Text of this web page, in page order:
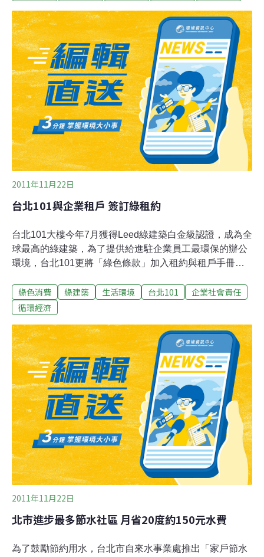
時，須進行全面考量，以因應世界不同的充電規格。林全
能說，充電站有完善的充電測試設施，且規格上也與歐美
各國接軌，未來將提供給國內業者各式產品的驗證環境，
成為台灣發展電動車的強力後盾。車輛中心表示，除了全
規格充電站之外，也發展出智慧電動車工程驗證平台，平
台整合台灣的ICT智慧科技，藉由雲端網路，車主可以獲
得各項有關電動車的資訊、最近充電站位置以及使用狀態
等資訊。車輛中心說，業者端也能遠端監控充電站，進行
電能分配管理，車輛充電有問題時也可遙控切斷，以確保
車輛安全，目前驗證平台已和充電站同步運作中，未來也
2011年11月22日
台北101與企業租戶 簽訂綠租約
台北101大樓今年7月獲得Leed綠建築白金級認證，成為全
球最高的綠建築，為了提供給進駐企業員工最環保的辦公
環境，台北101更將「綠色條款」加入租約與租戶手冊，
承租台北101最大面積的租戶安侯建業會計師事務所
（KPMG台灣所）再續10年租約，最特別的是，這是一份
示，台北101與租戶共同努力落實綠租約，提供最健康最
環保的辦公環境。綠租約的內容包括使用的環境清潔用品
應符合環保標章、各樓層設六大類資源回收，鼓勵垃圾減
量並細項回收、裝修工程廢棄物回收、廚餘高比率回收再
利用、限制使用化學藥劑除蟲、全面回收雨水澆灌綠地、
節水、使用環保節能燈具、調控空氣二氧化碳含量等。
KPMG台灣所主席俞安恬也表示，KPMG全球各會員所也
致力推動減碳，經過3年努力，達到減少了29%的淨排放
量，相當於8萬5千台汽車一年
綠色消費 綠建築 生活環境 台北101
企業社會責任
循環經濟
2011年11月22日
北市進步最多節水社區 月省20度約150元水費
為了鼓勵節約用水，台北市自來水事業處推出「家戶節水